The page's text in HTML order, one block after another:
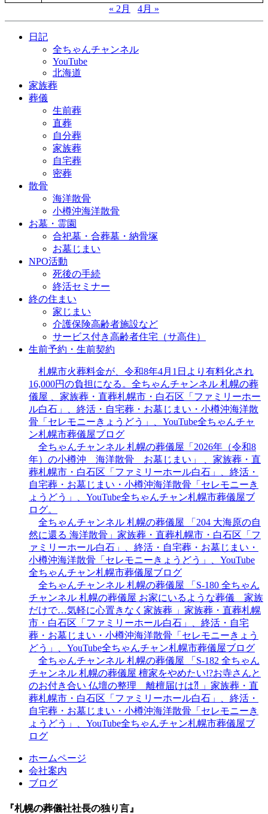
« 2月
4月 »
日記
全ちゃんチャンネル
YouTube
北海道
家族葬
葬儀
生前葬
直葬
自分葬
家族葬
自宅葬
密葬
散骨
海洋散骨
小樽沖海洋散骨
お墓・霊園
合祀墓・合葬墓・納骨塚
お墓じまい
NPO活動
死後の手続
終活セミナー
終の住まい
家じまい
介護保険高齢者施設など
サービス付き高齢者住宅（サ高住）
生前予約・生前契約
札幌市火葬料金が、令和8年4月1日より有料化され
16,000円の負担になる。全ちゃんチャンネル 札幌の葬
儀屋 、家族葬・直葬札幌市・白石区「ファミリーホー
ル白石」、終活・自宅葬・お墓じまい・小樽沖海洋散
骨「セレモニーきょうどう」、YouTube全ちゃんチャ
ン札幌市葬儀屋ブログ
全ちゃんチャンネル 札幌の葬儀屋「2026年（令和8
年）の小樽沖 海洋散骨 お墓じまい」 、家族葬・直
葬札幌市・白石区「ファミリーホール白石」、終活・
自宅葬・お墓じまい・小樽沖海洋散骨「セレモニーき
ょうどう」、YouTube全ちゃんチャン札幌市葬儀屋ブ
ログ。
全ちゃんチャンネル 札幌の葬儀屋 「204 大海原の自
然に還る 海洋散骨」家族葬・直葬札幌市・白石区「フ
ァミリーホール白石」、終活・自宅葬・お墓じまい・
小樽沖海洋散骨「セレモニーきょうどう」、YouTube
全ちゃんチャン札幌市葬儀屋ブログ
全ちゃんチャンネル 札幌の葬儀屋 「S-180 全ちゃん
チャンネル 札幌の葬儀屋 お家にいるような葬儀 家族
だけで…気軽に心置きなく家族葬 」家族葬・直葬札幌
市・白石区「ファミリーホール白石」、終活・自宅
葬・お墓じまい・小樽沖海洋散骨「セレモニーきょう
どう」、YouTube全ちゃんチャン札幌市葬儀屋ブログ
全ちゃんチャンネル 札幌の葬儀屋 「S-182 全ちゃん
チャンネル 札幌の葬儀屋 檀家をやめたい!?お寺さんと
のお付き合い 仏壇の整理 離檀届けは⁈ 」家族葬・直
葬札幌市・白石区「ファミリーホール白石」、終活・
自宅葬・お墓じまい・小樽沖海洋散骨「セレモニーき
ょうどう」、YouTube全ちゃんチャン札幌市葬儀屋ブ
ログ
ホームページ
会社案内
ブログ
『札幌の葬儀社社長の独り言』